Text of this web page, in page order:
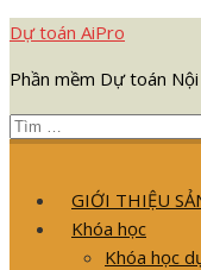
Chuyển
nội
dung
Dự toán AiPro
Phần mềm Dự toán
Tìm
cho:
GIỚI THIỆU
Khóa học
Khóa học